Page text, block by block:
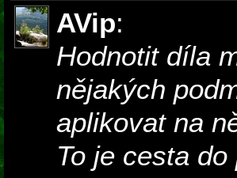
AVip:
Hodnotit díla
nějakých
aplikovat na
To je cesta do